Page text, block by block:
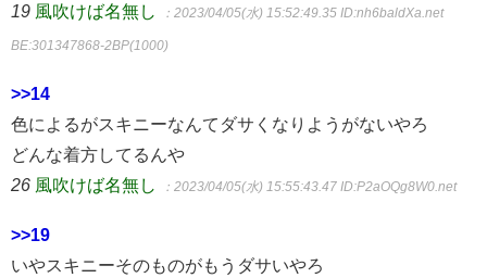
19 風吹けば名無し ：2023/04/05(水) 15:52:49.35 ID:nh6baldXa.net
BE:301347868-2BP(1000)
>>14
色によるがスキニーなんてダサくなりようがないやろ
どんな着方してるんや
26 風吹けば名無し ：2023/04/05(水) 15:55:43.47 ID:P2aOQg8W0.net
>>19
いやスキニーそのものがもうダサいやろ